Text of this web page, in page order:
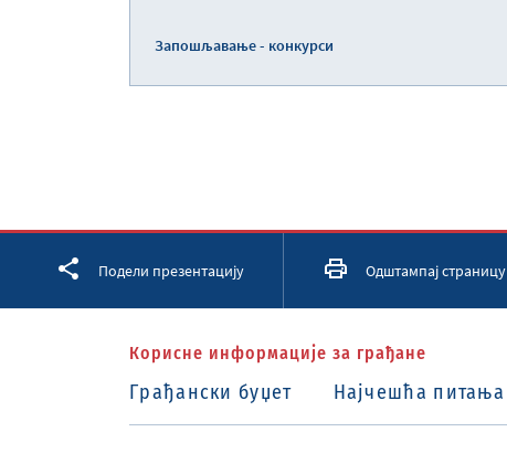
Запошљавање - конкурси
Подели презентацију
Facebook Twitter LinkedIn
Одштампај страницу
Корисне информације за грађане
Грађански буџет Најчешћа питања